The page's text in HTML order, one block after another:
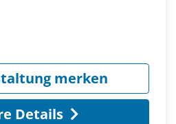
merken
Details